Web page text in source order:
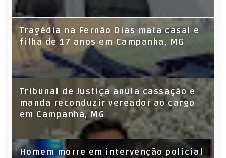
Tragédia na Fernão Dias mata casal e
filha de 17 anos em Campanha, MG
Tribunal de Justiça anula cassação e
manda reconduzir vereador ao cargo
em Campanha, MG
Homem morre em intervenção policial